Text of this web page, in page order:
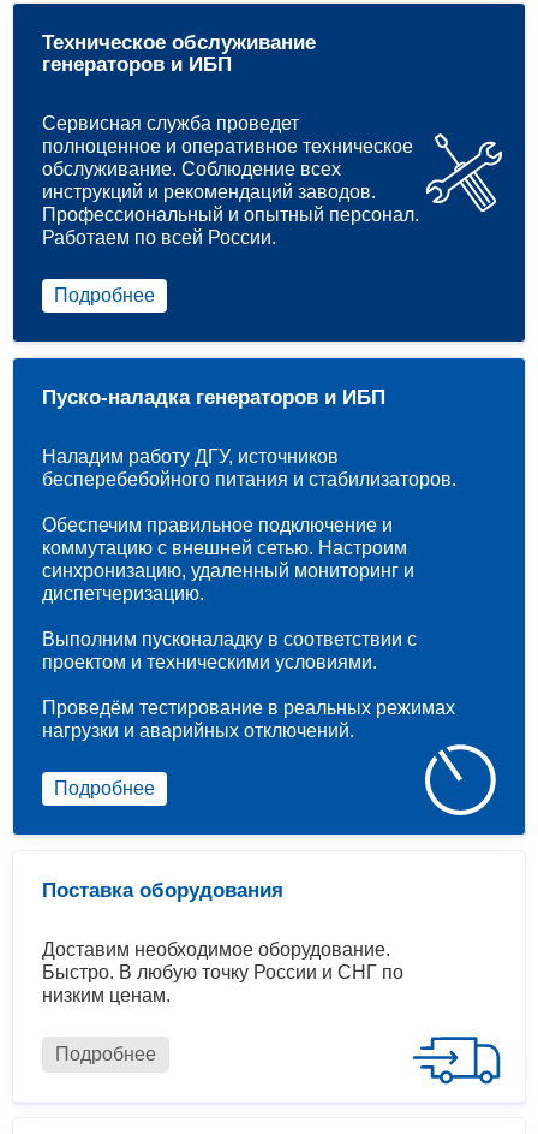
Техническое обслуживание
генераторов и ИБП
Сервисная служба проведет
полноценное и оперативное техническое
обслуживание. Соблюдение всех
инструкций и рекомендаций заводов.
Профессиональный и опытный персонал.
Работаем по всей России.
Подробнее
Поставка оборудования
Доставим необходимое оборудование.
Быстро. В любую точку России и СНГ по
низким ценам.
Подробнее
Пуско-наладка генераторов и ИБП
Наладим работу ДГУ, источников
бесперебебойного питания и стабилизаторов.
Обеспечим правильное подключение и
коммутацию с внешней сетью. Настроим
синхронизацию, удаленный мониторинг и
диспетчеризацию.
Выполним пусконаладку в соответствии с
проектом и техническими условиями.
Проведём тестирование в реальных режимах
нагрузки и аварийных отключений.
Подробнее